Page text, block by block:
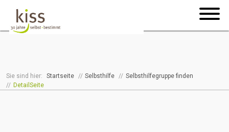
Sie sind hier: Startseite // Selbsthilfe // Selbsthilfegruppe finden
// DetailSeite